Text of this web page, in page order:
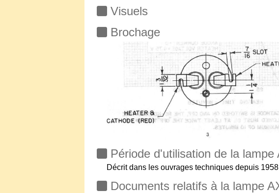
Visuels
Brochage
Période d'utilisation de la lampe
Décrit dans les ouvrages techniques depuis 1958
Documents relatifs à la lampe